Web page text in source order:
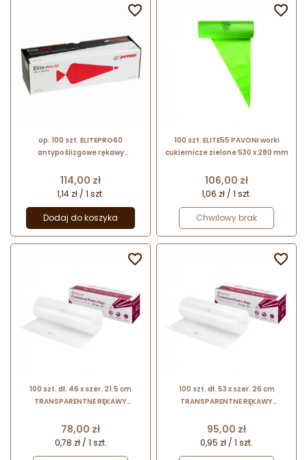
op. 100 szt. ELITEPRO60
antypoślizgowe rękawy
Pavoni Italia - czerwone
jednorazowe worki na rolce
Cena
114,00 zł
1,14 zł / 1 szt.
Dodaj do koszyka

100 szt. ELITE55 PAVONI worki
cukiernicze zielone 530 x 280 mm
Cena
106,00 zł
1,06 zł / 1 szt.
Chwilowy brak

100 szt. dł. 46 x szer. 21.5 cm
TRANSPARENTNE RĘKAWY
jednorazowe worki do
szprycowania - grubość 72 μm
Cena
78,00 zł
0,78 zł / 1 szt.

100 szt. dł. 53 x szer. 26 cm
TRANSPARENTNE RĘKAWY
jednorazowe worki do
szprycowania - grubość 72 μm
Cena
95,00 zł
0,95 zł / 1 szt.
